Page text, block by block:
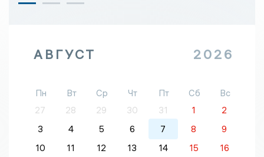
АВГУСТ 2026
Пн Вт Ср Чт Пт Сб
Вс
27
28 29 30 31 1
2
3
4 5 6 7 8
9
10
11 12 13 14 15
16